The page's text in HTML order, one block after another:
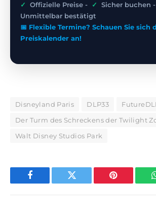
✓ Offizielle Preise - ✓ Sicher buchen -
Unmittelbar bestätigt
📅 Flexible Termine? Schauen Sie sich
Preiskalender an!
Disneyland Paris DLP33
Der Turm des Schreckens der Twilight
Walt Disney Studios Park
Facebook Twitter Pinterest